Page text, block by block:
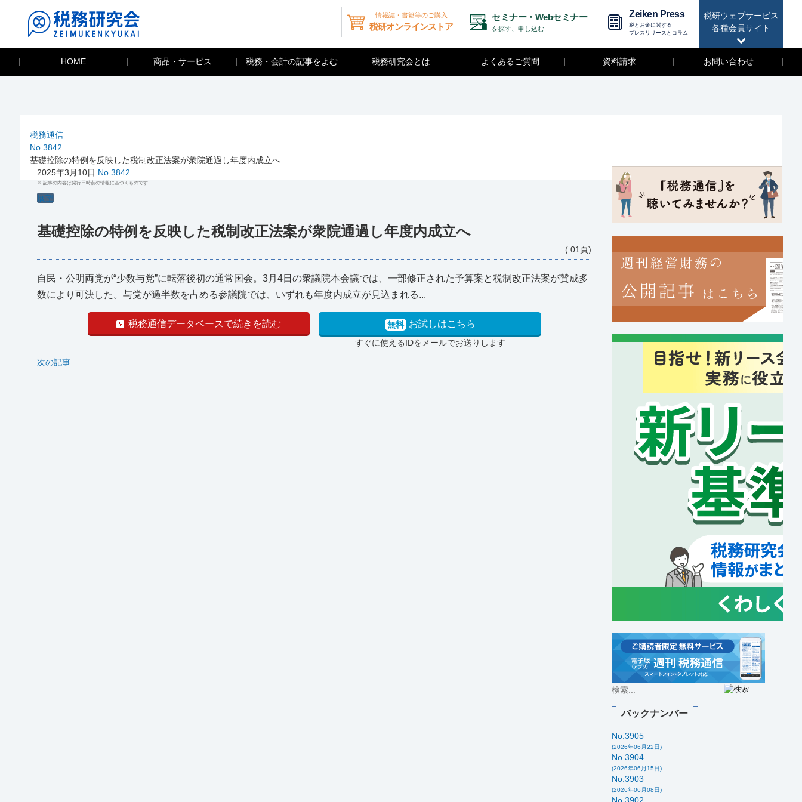
税研ウェブサービス
各種会員サイト
情報誌・書籍等のご購入
税研オンラインストア
セミナー・Webセミナー
を探す、申し込む
Zeiken Press
税とお金に関する
プレスリリースとコラム
HOME 商品・サービス 税務・会計の記事をよむ 税務研究会とは よくあるご質問 資料請求 お問い合わせ
税務通信
No.3842
基礎控除の特例を反映した税制改正法案が衆院通過し年度内成立へ
2025年3月10日 No.3842
※ 記事の内容は発行日時点の情報に基づくものです
展望
基礎控除の特例を反映した税制改正法案が衆院通過し年度内成立へ
( 01頁)
自民・公明両党が“少数与党”に転落後初の通常国会。3月4日の衆議院本会議では、一部修正された予算案と税制改正法案が賛成多
数により可決した。与党が過半数を占める参議院では、いずれも年度内成立が見込まれる...
税務通信データベースで続きを読む 無料 お試しはこちら
すぐに使えるIDをメールでお送りします
次の記事
バックナンバー
No.3905
(2026年06月22日)
No.3904
(2026年06月15日)
No.3903
(2026年06月08日)